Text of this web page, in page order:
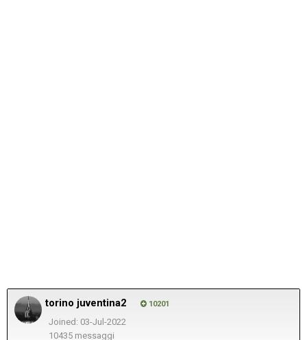
torino juventina2 10201
Joined: 03-Jul-2022
10435 messaggi